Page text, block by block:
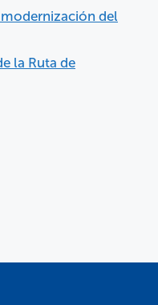
del
la Ruta de